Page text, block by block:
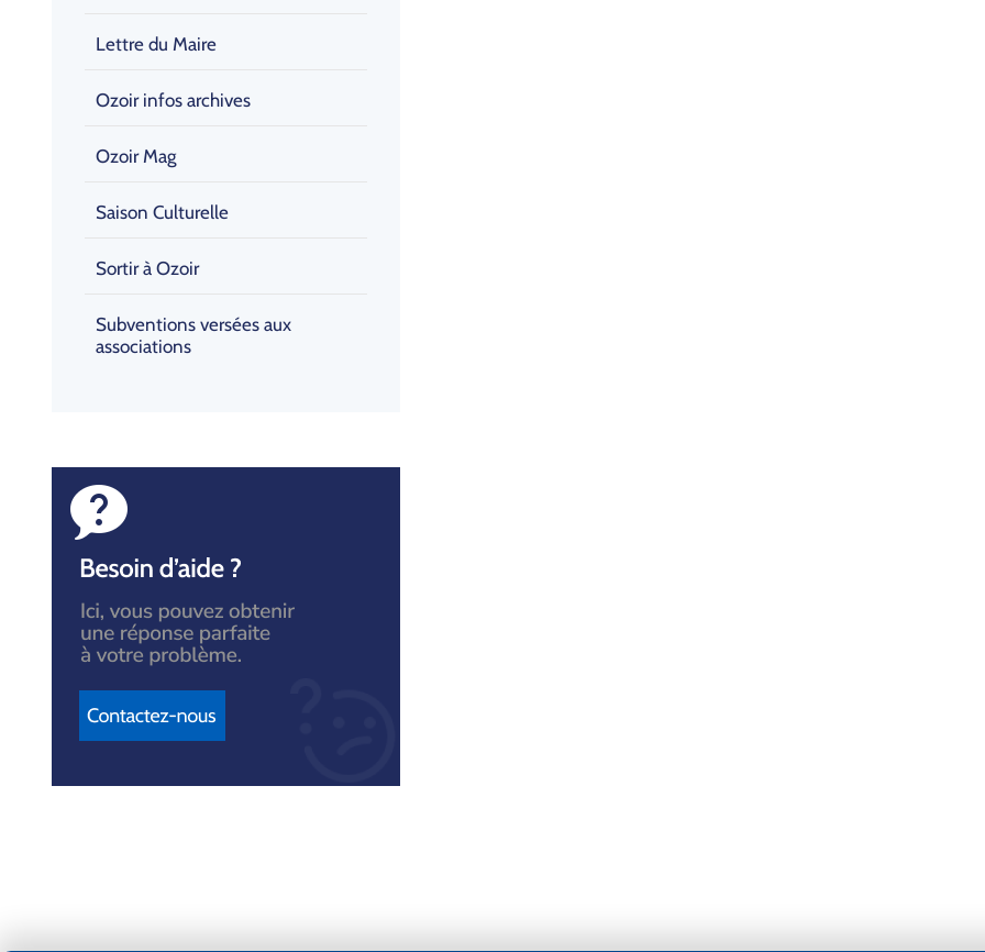
Lettre du Maire
Ozoir infos archives
Ozoir Mag
Saison Culturelle
Sortir à Ozoir
Subventions versées aux
associations